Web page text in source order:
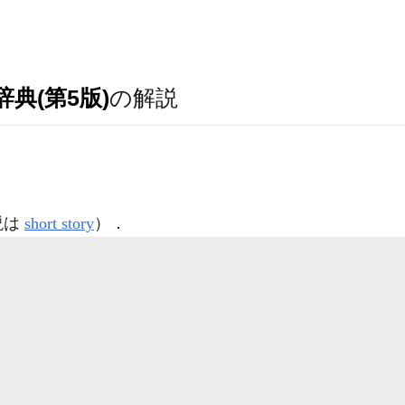
典(第5版)の解説
short story） ．